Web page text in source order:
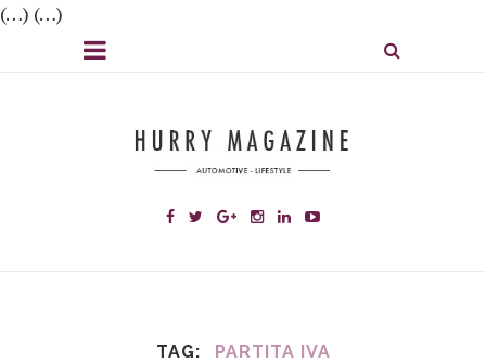
(…) (…)
TAG PARTITA IVA